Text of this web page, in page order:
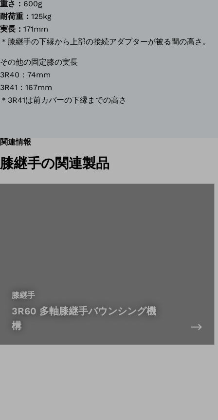
重さ： 600g
耐荷重： 125kg
実長： 171mm
＊膝継手の下縁から上部の接続アダプターが被る間の高さ。
その他の固定膝の実長
3R40：74mm
3R41：167mm
＊3R41は前カバーの下縁までの高さ
関連情報
膝継手の関連製品
膝継手
3R60 多軸膝継手バウンシング機
構